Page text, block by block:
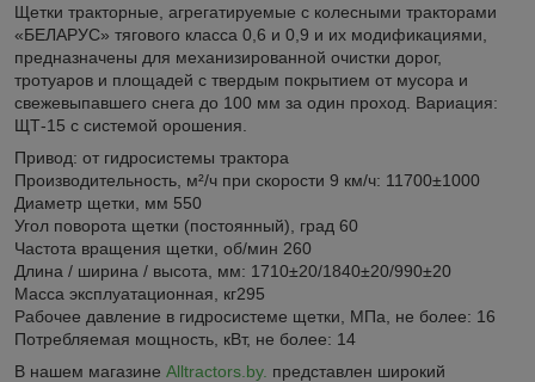
Щетки тракторные, агрегатируемые с колесными тракторами
«БЕЛАРУС» тягового класса 0,6 и 0,9 и их модификациями,
предназначены для механизированной очистки дорог,
тротуаров и площадей с твердым покрытием от мусора и
свежевыпавшего снега до 100 мм за один проход. Вариация:
ЩТ-15 с системой орошения.
Привод: от гидросистемы трактора
Производительность, м²/ч при скорости 9 км/ч: 11700±1000
Диаметр щетки, мм 550
Угол поворота щетки (постоянный), град 60
Частота вращения щетки, об/мин 260
Длина / ширина / высота, мм: 1710±20/1840±20/990±20
Масса эксплуатационная, кг295
Рабочее давление в гидросистеме щетки, МПа, не более: 16
Потребляемая мощность, кВт, не более: 14
В нашем магазине Alltractors.by. представлен широкий